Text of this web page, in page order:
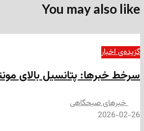
You may also like
گزیده‌ی‌ اخبار
سرخط خبرها: پتانسیل بالای
‌خبرهای صبحگاهی
2026-02-26